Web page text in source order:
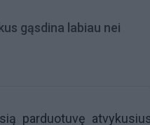
gąsdina labiau nei
parduotuvę